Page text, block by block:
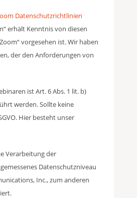
Datenschutzrichtlinien
erhält Kenntnis von diesen
vorgesehen ist. Wir haben
der den Anforderungen von
ist Art. 6 Abs. 1 lit. b)
werden. Sollte keine
Hier besteht unser
Verarbeitung der
Datenschutzniveau
Inc., zum anderen